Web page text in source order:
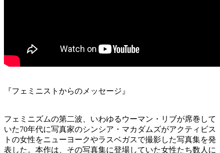
『フェミニストからのメッセージ』
フェミニズムの第二波、いわゆるウーマン・リブが席巻して
いた70年代に写真家のシンシア・マカダムズがアクティビス
トの女性をニューヨークやラスベガスで撮影した写真集を発
表した。本作は、その写真集に登場していた女性たち数人に